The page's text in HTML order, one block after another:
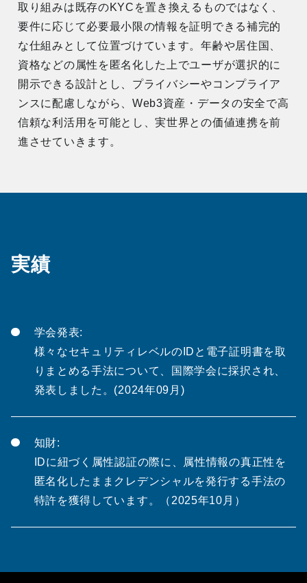
取り組みは既存のKYCを置き換えるものではなく、
要件に応じて必要最小限の情報を証明できる補完的
な仕組みとして位置づけています。年齢や居住国、
資格などの属性を匿名化した上でユーザが選択的に
開示できる設計とし、プライバシーやコンプライア
ンスに配慮しながら、Web3資産・データの安全で高
信頼な利活用を可能とし、実世界との価値連携を前
進させていきます。
実績
学会発表:
様々なセキュリティレベルのIDと電子証明書を取
りまとめる手法について、国際学会に採択され、
発表しました。(2024年09月)
知財:
IDに紐づく属性認証の際に、属性情報の真正性を
匿名化したままクレデンシャルを発行する手法の
特許を獲得しています。（2025年10月）